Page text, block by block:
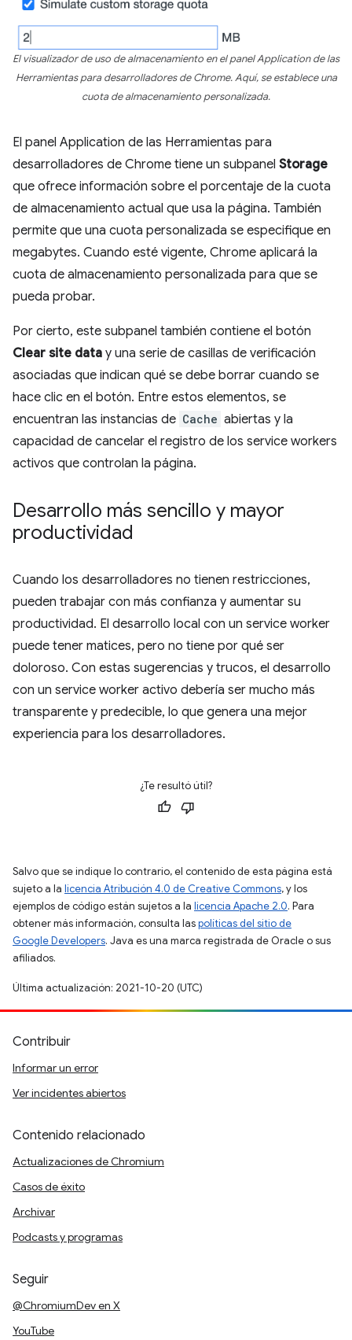
El visualizador de uso de almacenamiento en el panel Application de las
Herramientas para desarrolladores de Chrome. Aquí, se establece una
cuota de almacenamiento personalizada.
El panel Application de las Herramientas para
desarrolladores de Chrome tiene un subpanel Storage
que ofrece información sobre el porcentaje de la cuota
de almacenamiento actual que usa la página. También
permite que una cuota personalizada se especifique en
megabytes. Cuando esté vigente, Chrome aplicará la
cuota de almacenamiento personalizada para que se
pueda probar.
Por cierto, este subpanel también contiene el botón
Clear site data y una serie de casillas de verificación
asociadas que indican qué se debe borrar cuando se
hace clic en el botón. Entre estos elementos, se
encuentran las instancias de Cache abiertas y la
capacidad de cancelar el registro de los service workers
activos que controlan la página.
Desarrollo más sencillo y mayor
productividad
Cuando los desarrolladores no tienen restricciones,
pueden trabajar con más confianza y aumentar su
productividad. El desarrollo local con un service worker
puede tener matices, pero no tiene por qué ser
doloroso. Con estas sugerencias y trucos, el desarrollo
con un service worker activo debería ser mucho más
transparente y predecible, lo que genera una mejor
experiencia para los desarrolladores.
¿Te resultó útil?
Salvo que se indique lo contrario, el contenido de esta página está
sujeto a la licencia Atribución 4.0 de Creative Commons, y los
ejemplos de código están sujetos a la licencia Apache 2.0. Para
obtener más información, consulta laspolíticas del sitio de
Google Developers. Java es una marca registrada de Oracle o sus
afiliados.
Última actualización: 2021-10-20 (UTC)
Contribuir
Informar un error
Ver incidentes abiertos
Contenido relacionado
Actualizaciones de Chromium
Casos de éxito
Archivar
Podcasts y programas
Seguir
@ChromiumDev en X
YouTube